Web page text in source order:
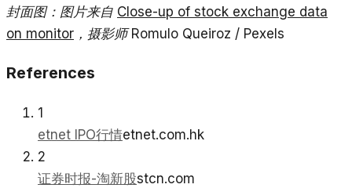
封面图：图片来自 Close-up of stock exchange data
on monitor ，摄影师 Romulo Queiroz / Pexels
References
1
etnet IPO行情etnet.com.hk
2
证券时报-淘新股stcn.com